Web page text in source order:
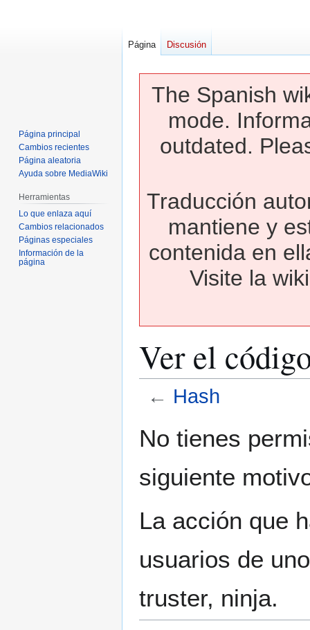
The Spanish
mode.
outdated.
Traducción
mantiene y
contenida en
Visite la
Ver el
← Hash
navegación
búsqueda
No tienes
siguiente
La acción que
usuarios de
truster, ninja.
Página Discusión
Página principal
Cambios recientes
Página aleatoria
Ayuda sobre MediaWiki
Herramientas
Lo que enlaza aquí
Cambios relacionados
Páginas especiales
Información de la
página